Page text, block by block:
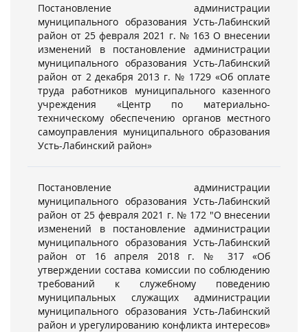
Постановление администрации
муниципального образования Усть-Лабинский
район от 25 февраля 2021 г. № 163 О внесении
изменений в постановление администрации
муниципального образования Усть-Лабинский
район от 2 декабря 2013 г. № 1729 «Об оплате
труда работников муниципального казенного
учреждения «Центр по материально-
техническому обеспечению органов местного
самоуправления муниципального образования
Усть-Лабинский район»
Постановление администрации
муниципального образования Усть-Лабинский
район от 25 февраля 2021 г. № 172 "О внесении
изменений в постановление администрации
муниципального образования Усть-Лабинский
район от 16 апреля 2018 г. № 317 «Об
утверждении состава комиссии по соблюдению
требований к служебному поведению
муниципальных служащих администрации
муниципального образования Усть-Лабинский
район и урегулированию конфликта интересов»